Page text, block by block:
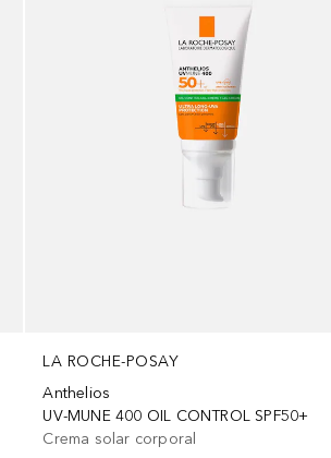
LA ROCHE-POSAY
Anthelios
UV-MUNE 400 OIL CONTROL SPF50+
Crema solar corporal